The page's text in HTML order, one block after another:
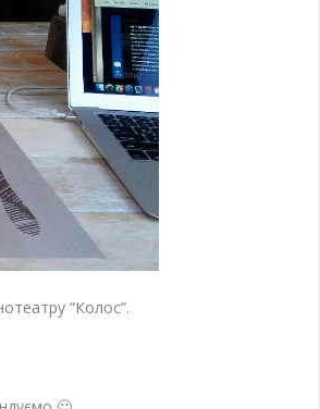
“Колос”.